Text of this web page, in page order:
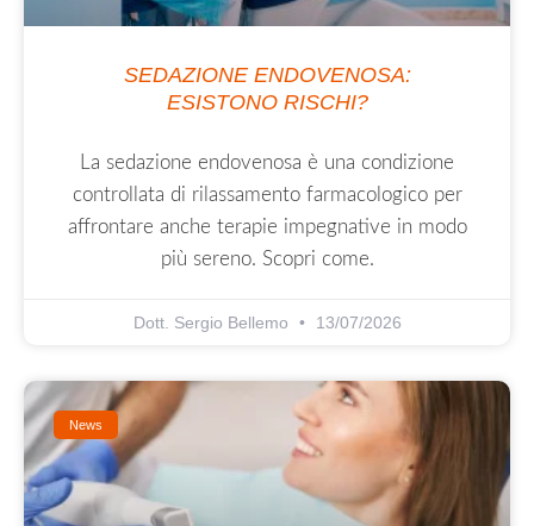
SEDAZIONE ENDOVENOSA:
ESISTONO RISCHI?
La sedazione endovenosa è una condizione
controllata di rilassamento farmacologico per
affrontare anche terapie impegnative in modo
più sereno. Scopri come.
Dott. Sergio Bellemo 13/07/2026
News